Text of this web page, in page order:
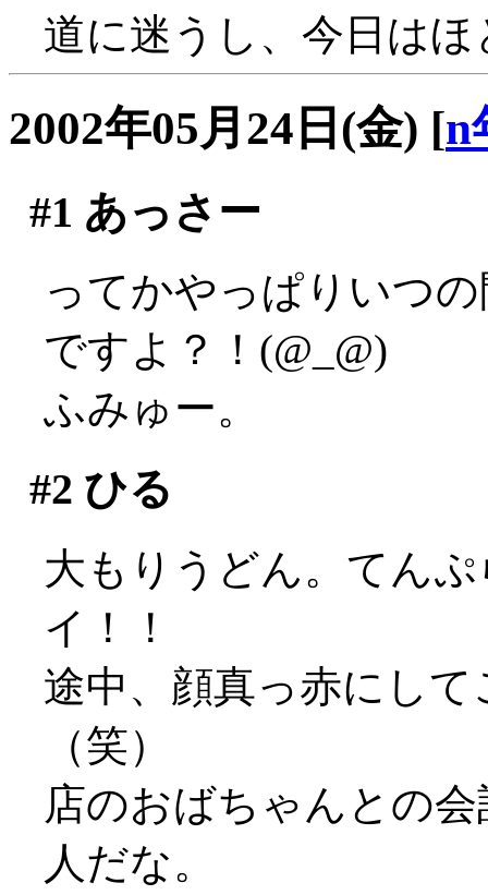
道に迷うし、今日は
2002年05月24日(金) [n
#1 あっさー
ってかやっぱりいつ
ですよ？！(@_@)
ふみゅー。
#2 ひる
大もりうどん。てん
イ！！
途中、顔真っ赤にし
（笑）
店のおばちゃんとの
人だな。